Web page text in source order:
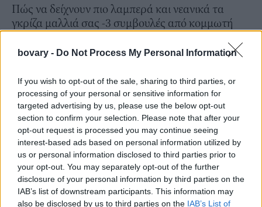
bovary - Do Not Process My Personal Information
If you wish to opt-out of the sale, sharing to third parties, or
processing of your personal or sensitive information for
targeted advertising by us, please use the below opt-out
section to confirm your selection. Please note that after your
opt-out request is processed you may continue seeing
interest-based ads based on personal information utilized by
us or personal information disclosed to third parties prior to
your opt-out. You may separately opt-out of the further
disclosure of your personal information by third parties on the
IAB’s list of downstream participants. This information may
also be disclosed by us to third parties on the IAB’s List of
Πώς να δείχνουν πιο λαμπερά και νεανικά τα
γκρίζα μαλλιά σας -3 συμβουλές από κομμωτή